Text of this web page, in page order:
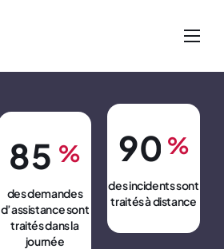
85 %
des demandes
d’assistance sont
traités dans la
journée
90 %
des incidents sont
traités à distance